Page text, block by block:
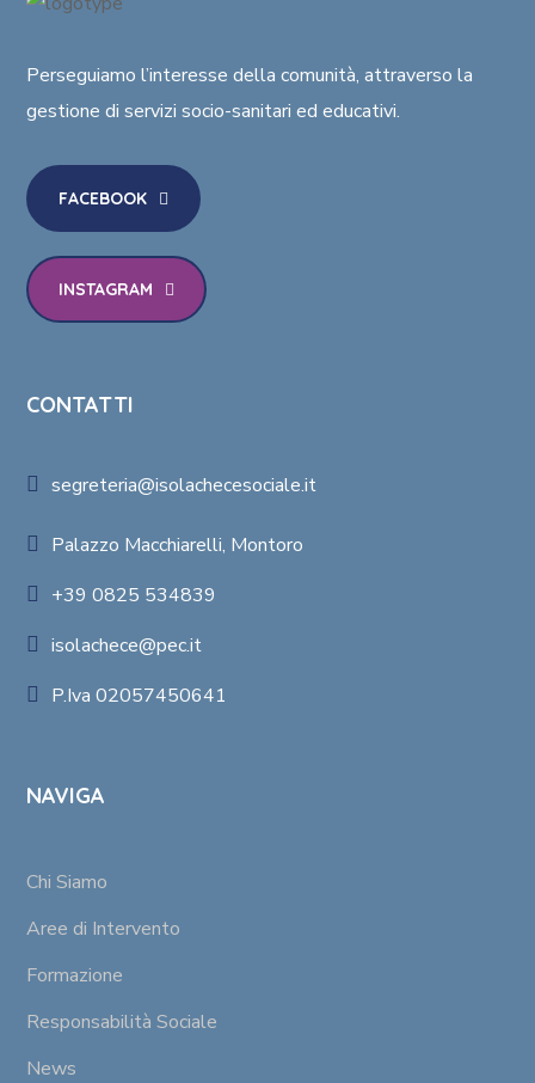
Perseguiamo l’interesse della comunità, attraverso la
gestione di servizi socio-sanitari ed educativi.
FACEBOOK
INSTAGRAM
CONTATTI
segreteria@isolachecesociale.it
Palazzo Macchiarelli, Montoro
+39 0825 534839
isolachece@pec.it
P.Iva 02057450641
NAVIGA
Chi Siamo
Aree di Intervento
Formazione
Responsabilità Sociale
News